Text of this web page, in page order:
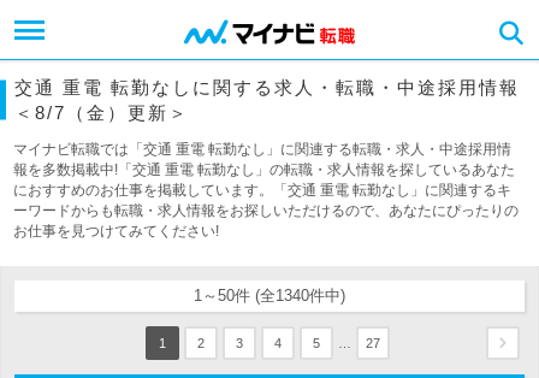
交通 重電 転勤なしに関する求人・転職・中途採用情報
＜8/7（金）更新＞
マイナビ転職では「交通 重電 転勤なし」に関連する転職・求人・中途採用情
報を多数掲載中!「交通 重電 転勤なし」の転職・求人情報を探しているあなた
におすすめのお仕事を掲載しています。「交通 重電 転勤なし」に関連するキ
ーワードからも転職・求人情報をお探しいただけるので、あなたにぴったりの
お仕事を見つけてみてください!
1～50件 (全1340件中)
1 2 3 4 5 27